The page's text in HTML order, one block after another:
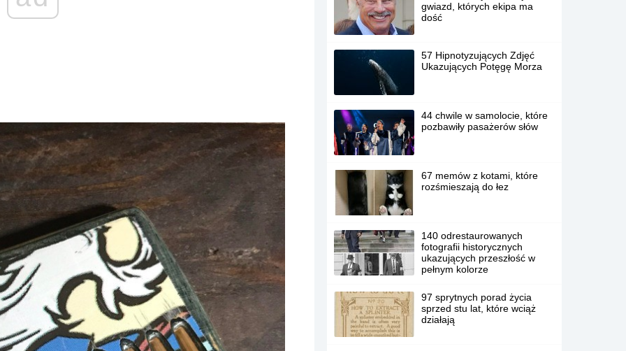
gwiazd, których ekipa ma
dość
57 Hipnotyzujących Zdjęć
Ukazujących Potęgę Morza
44 chwile w samolocie, które
pozbawiły pasażerów słów
67 memów z kotami, które
rozśmieszają do łez
140 odrestaurowanych
fotografii historycznych
ukazujących przeszłość w
pełnym kolorze
97 sprytnych porad życia
sprzed stu lat, które wciąż
działają